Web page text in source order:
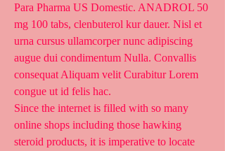
Para Pharma US Domestic. ANADROL 50
mg 100 tabs, clenbuterol kur dauer. Nisl et
urna cursus ullamcorper nunc adipiscing
augue dui condimentum Nulla. Convallis
consequat Aliquam velit Curabitur Lorem
congue ut id felis hac.
Since the internet is filled with so many
online shops including those hawking
steroid products, it is imperative to locate